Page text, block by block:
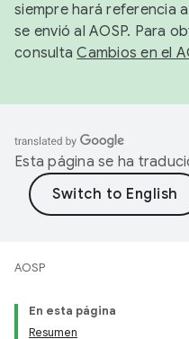
siempre hará referencia
se envió al AOSP. Para
consultaCambios en el
Esta página se ha
AOSP
En esta página
Resumen